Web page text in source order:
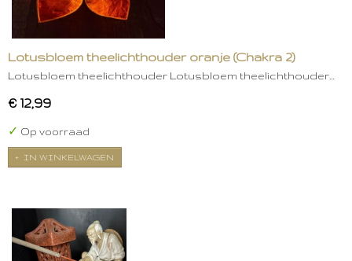
Lotusbloem theelichthouder oranje (Chakra 2)
Lotusbloem theelichthouder Lotusbloem theelichthouder…
€ 12,99
✓ Op voorraad
IN WINKELWAGEN